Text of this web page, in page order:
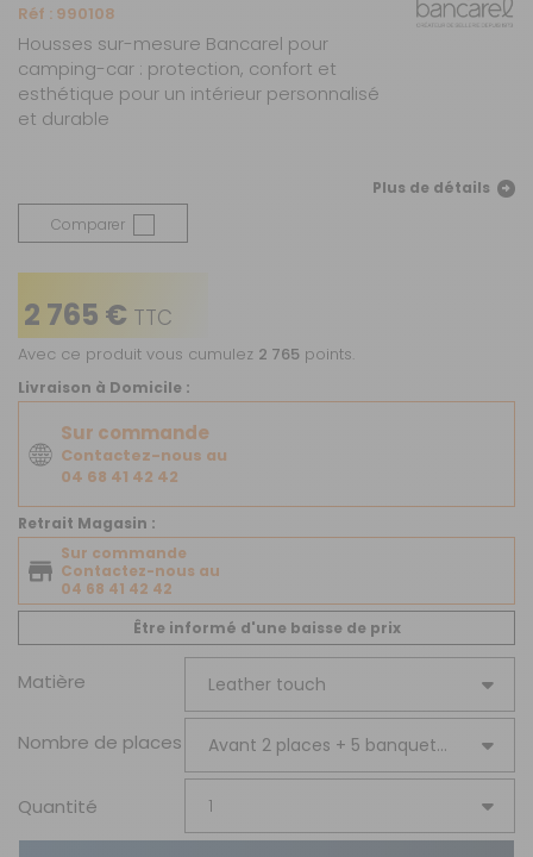
Réf : 990108
Housses sur-mesure Bancarel pour
camping-car : protection, confort et
esthétique pour un intérieur personnalisé
et durable
Plus de détails
Comparer
2 765 € TTC
Avec ce produit vous cumulez 2 765 points.
Livraison à Domicile :
Sur commande
Contactez-nous au
04 68 41 42 42
Retrait Magasin :
Sur commande
Contactez-nous au
04 68 41 42 42
Être informé d'une baisse de prix
Matière
Nombre de places
Quantité